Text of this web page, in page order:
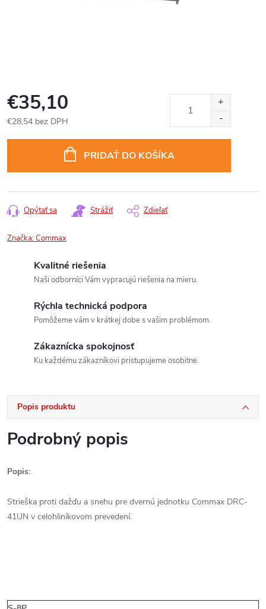
€35,10
€28,54 bez DPH
PRIDAŤ DO KOŠÍKA
Opýtať sa Strážiť Zdieľať
Značka:Commax
Kvalitné riešenia
Naši odborníci Vám vypracujú riešenia na mieru.
Rýchla technická podpora
Pomôžeme vám v krátkej dobe s vašim problémom.
Zákaznícka spokojnosť
Ku každému zákazníkovi pristupujeme osobitne.
Popis produktu
Podrobný popis
Popis:
Strieška proti dažďu a snehu pre dvernú jednotku Commax DRC-
41UN v celohliníkovom prevedení.